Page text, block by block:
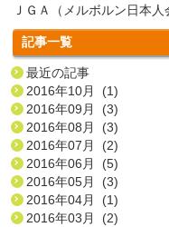
ＪＧＡ（メルボルン日本
記事一覧
最近の記事
2016年10月 (1)
2016年09月 (3)
2016年08月 (3)
2016年07月 (2)
2016年06月 (5)
2016年05月 (3)
2016年04月 (1)
2016年03月 (2)